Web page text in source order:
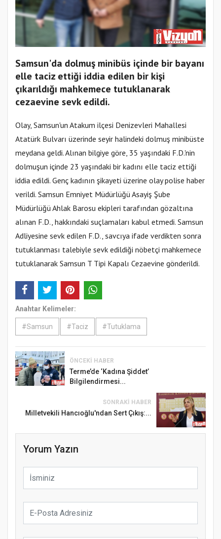
Samsun'da dolmuş minibüs içinde bir bayanı
elle taciz ettiği iddia edilen bir kişi
çıkarıldığı mahkemece tutuklanarak
cezaevine sevk edildi.
Olay, Samsun'un Atakum ilçesi Denizevleri Mahallesi
Atatürk Bulvarı üzerinde seyir halindeki dolmuş minibüste
meydana geldi. Alınan bilgiye göre, 35 yaşındaki F.D.'nin
dolmuşun içinde 23 yaşındaki bir kadını elle taciz ettiği
iddia edildi. Genç kadının şikayeti üzerine olay polise haber
verildi. Samsun Emniyet Müdürlüğü Asayiş Şube
Müdürlüğü Ahlak Barosu ekipleri tarafından gözaltına
alınan F.D., hakkındaki suçlamaları kabul etmedi. Samsun
Adliyesine sevk edilen F.D., savcıya ifade verdikten sonra
tutuklanması talebiyle sevk edildiği nöbetçi mahkemece
tutuklanarak Samsun T Tipi Kapalı Cezaevine gönderildi.
Anahtar Kelimeler:
#Samsun #Taciz #Tutuklama
ÖNCEKI HABER
Terme’de ‘Kadına Şiddet’
Bilgilendirmesi...
SONRAKI HABER
Milletvekili Hancıoğlu'ndan Sert Çıkış:...
Yorum Yazın